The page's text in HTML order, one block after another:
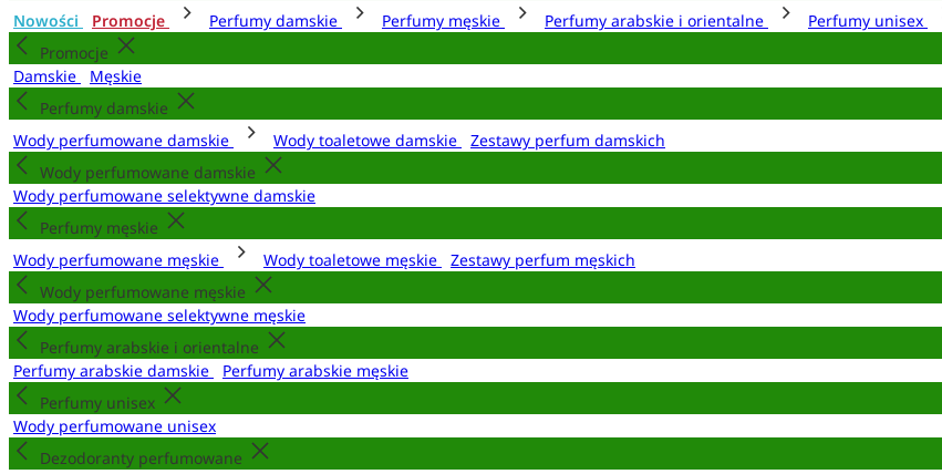
Nowości
Promocje Perfumy damskie Perfumy męskie Perfumy arabskie i orientalne Perfumy unisex
Promocje
Damskie
Męskie
Perfumy damskie
Wody perfumowane damskie
Wody toaletowe damskie
Zestawy perfum damskich
Wody perfumowane damskie
Wody perfumowane selektywne damskie
Perfumy męskie
Wody perfumowane męskie
Wody toaletowe męskie
Zestawy perfum męskich
Wody perfumowane męskie
Wody perfumowane selektywne męskie
Perfumy arabskie i orientalne
Perfumy arabskie damskie
Perfumy arabskie męskie
Perfumy unisex
Wody perfumowane unisex
Dezodoranty perfumowane